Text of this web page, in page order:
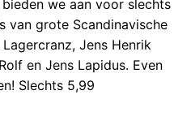
we aan voor slechts
van grote Scandinavische
Jens Henrik
en Jens Lapidus. Even
Slechts 5,99